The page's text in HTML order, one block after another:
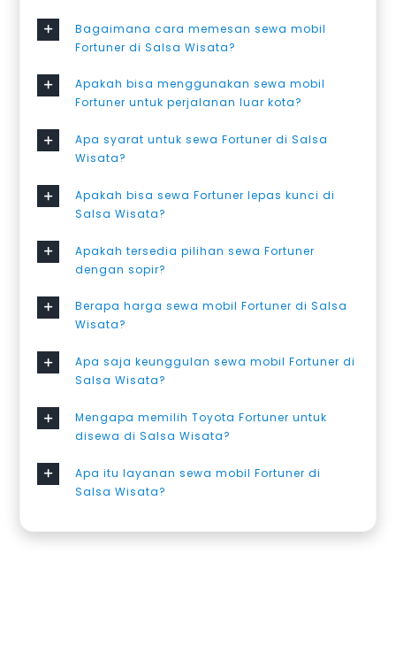
Bagaimana cara memesan sewa mobil
Fortuner di Salsa Wisata?
Apakah bisa menggunakan sewa mobil
Fortuner untuk perjalanan luar kota?
Apa syarat untuk sewa Fortuner di Salsa
Wisata?
Apakah bisa sewa Fortuner lepas kunci di
Salsa Wisata?
Apakah tersedia pilihan sewa Fortuner
dengan sopir?
Berapa harga sewa mobil Fortuner di Salsa
Wisata?
Apa saja keunggulan sewa mobil Fortuner di
Salsa Wisata?
Mengapa memilih Toyota Fortuner untuk
disewa di Salsa Wisata?
Apa itu layanan sewa mobil Fortuner di
Salsa Wisata?